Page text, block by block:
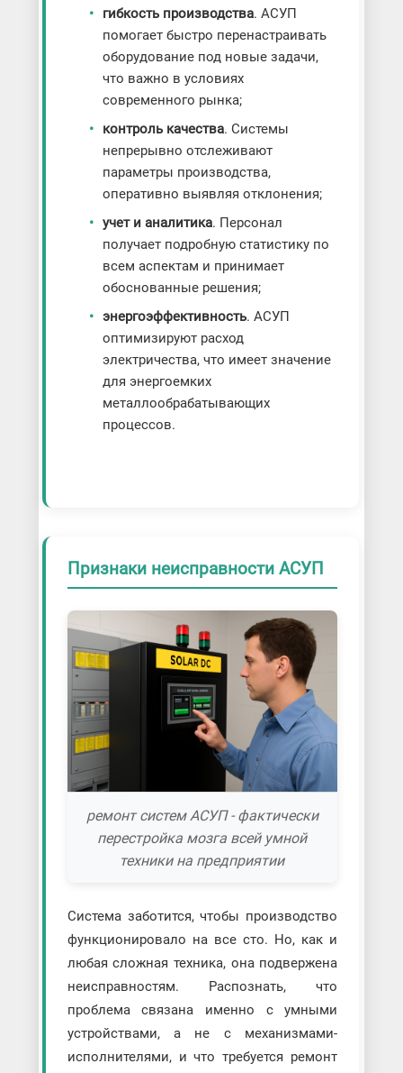
гибкость производства. АСУП
помогает быстро перенастраивать
оборудование под новые задачи,
что важно в условиях
современного рынка;
контроль качества. Системы
непрерывно отслеживают
параметры производства,
оперативно выявляя отклонения;
учет и аналитика. Персонал
получает подробную статистику по
всем аспектам и принимает
обоснованные решения;
энергоэффективность. АСУП
оптимизируют расход
электричества, что имеет значение
для энергоемких
металлообрабатывающих
процессов.
Признаки неисправности АСУП
ремонт систем АСУП - фактически
перестройка мозга всей умной
техники на предприятии
Система заботится, чтобы производство
функционировало на все сто. Но, как и
любая сложная техника, она подвержена
неисправностям. Распознать, что
проблема связана именно с умными
устройствами, а не с механизмами-
исполнителями, и что требуется ремонт